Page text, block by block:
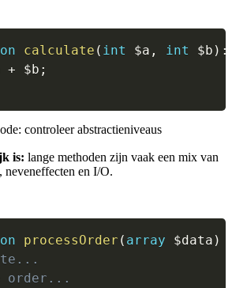
calculate ( int $a , int $b ) :
+ $b ;
controleer abstractieniveaus
is: lange methoden zijn vaak een mix van
neveneffecten en I/O.
processOrder ( array $data )
order...